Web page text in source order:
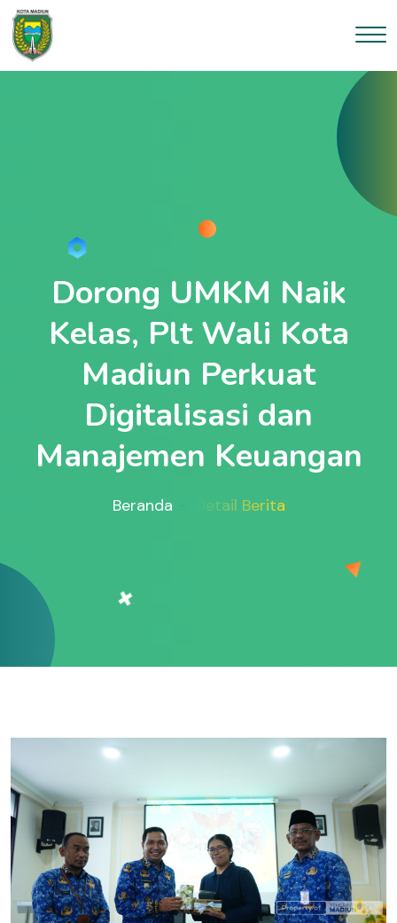
Dorong UMKM Naik
Kelas, Plt Wali Kota
Madiun Perkuat
Digitalisasi dan
Manajemen Keuangan
Beranda Detail Berita